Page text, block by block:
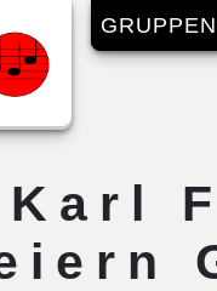
GRUPPEN